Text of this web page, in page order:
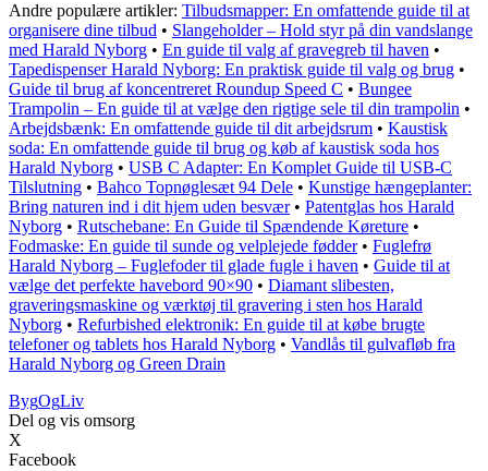
Andre populære artikler: Tilbudsmapper: En omfattende guide til at
organisere dine tilbud • Slangeholder – Hold styr på din vandslange
med Harald Nyborg • En guide til valg af gravegreb til haven •
Tapedispenser Harald Nyborg: En praktisk guide til valg og brug •
Guide til brug af koncentreret Roundup Speed C • Bungee
Trampolin – En guide til at vælge den rigtige sele til din trampolin •
Arbejdsbænk: En omfattende guide til dit arbejdsrum • Kaustisk
soda: En omfattende guide til brug og køb af kaustisk soda hos
Harald Nyborg • USB C Adapter: En Komplet Guide til USB-C
Tilslutning • Bahco Topnøglesæt 94 Dele • Kunstige hængeplanter:
Bring naturen ind i dit hjem uden besvær• Patentglas hos Harald
Nyborg • Rutschebane: En Guide til Spændende Køreture •
Fodmaske: En guide til sunde og velplejede fødder• Fuglefrø
Harald Nyborg – Fuglefoder til glade fugle i haven • Guide til at
vælge det perfekte havebord 90×90 • Diamant slibesten,
graveringsmaskine og værktøj til gravering i sten hos Harald
Nyborg • Refurbished elektronik: En guide til at købe brugte
telefoner og tablets hos Harald Nyborg • Vandlås til gulvafløb fra
Harald Nyborg og Green Drain
BygOgLiv
Del og vis omsorg
X
Facebook